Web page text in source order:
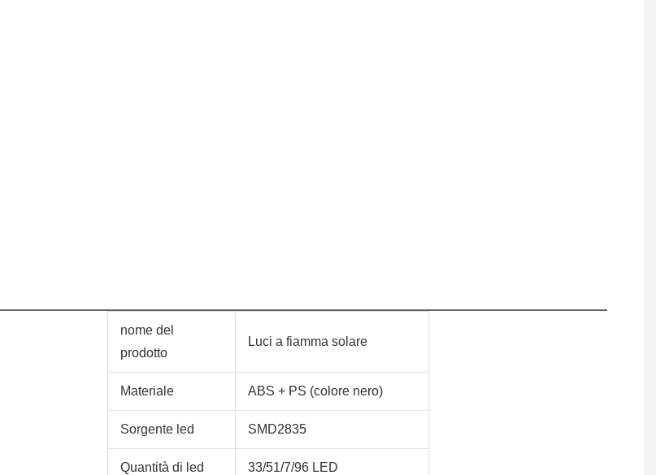
nome del
prodotto
Luci a fiamma solare
Materiale ABS + PS (colore nero)
Sorgente led SMD2835
Quantità di led 33/51/7/96 LED